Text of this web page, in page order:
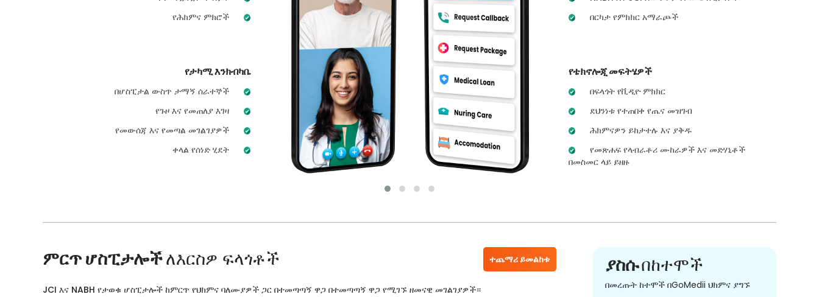
የሕክምና ምክሮች
የታካሚ እንክብካቤ
በሆስፒታል ውስጥ ታማኝ ሰራተኞች
የጉዞ እና የመጠለያ እገዛ
የመውሰጃ እና የመጣል መገልገያዎች
ቀላል የሰነድ ሂደት
በርካታ የምክክር አማራጮች
የቴክኖሎጂ መፍትሄዎች
በፍላጎት የቪዲዮ ምክክር
ደህንነቱ የተጠበቀ የጤና መዝገብ
ሕክምናዎን ይከታተሉ እና ያቅዱ
የመጽሐፍ የላብራቶሪ ሙከራዎች እና መድሃኒቶች
በመስመር ላይ ይዘዙ
ምርጥ ሆስፒታሎችለእርስዎ ፍላጎቶች ተጨማሪ ይመልከቱ
JCI እና NABH የታወቁ ሆስፒታሎች ከምርጥ የህክምና ባለሙያዎች ጋር በተመጣጣኝ ዋጋ በተመጣጣኝ ዋጋ የሚገኙ ዘመናዊ መገልገያዎች።
ያስሱበከተሞች
በመረጡት ከተሞች በGoMedii ህክምና ያግኙ